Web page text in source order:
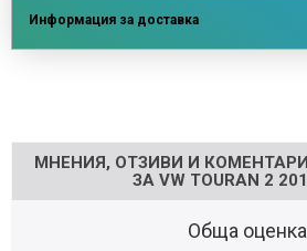
Информация за доставка
МНЕНИЯ, ОТЗИВИ И
ЗА VW TOURAN 2
Обща оценка